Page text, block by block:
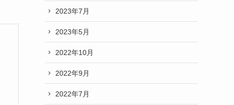
2023年7月
2023年5月
2022年10月
2022年9月
2022年7月